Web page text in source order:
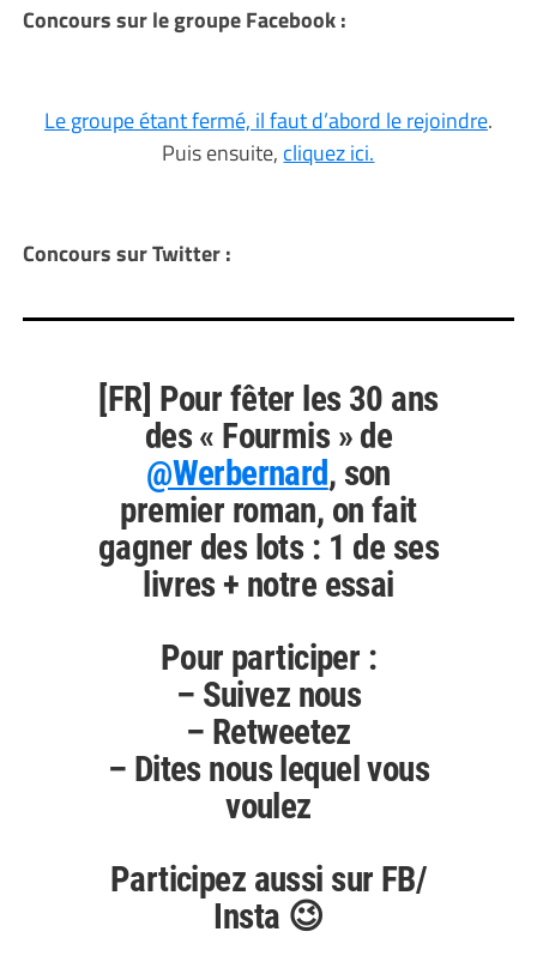
Concours sur le groupe Facebook :
Le groupe étant fermé, il faut d’abord le rejoindre.
Puis ensuite, cliquez ici.
Concours sur Twitter :
[FR] Pour fêter les 30 ans
des « Fourmis » de
@Werbernard, son
premier roman, on fait
gagner des lots : 1 de ses
livres + notre essai
Pour participer :
– Suivez nous
– Retweetez
– Dites nous lequel vous
voulez
Participez aussi sur FB/
Insta 😉